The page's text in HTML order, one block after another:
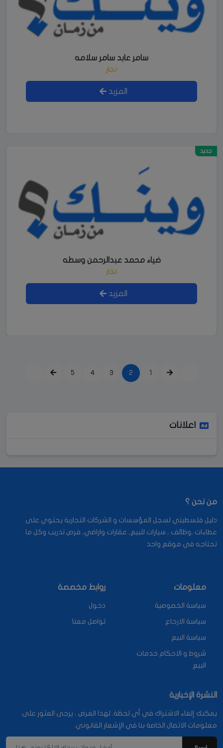
سامر عابد سامر سلامه
نجار
المزيد
جديد
ضياء محمد عبدالرحمن وسطه
نجار
المزيد
1
2
3
4
5
اعلانات
من نحن ؟
دليل فلسطيني لسجل المؤسسات و الشركات التجارية يحتوي على
عطاءات ,وظائف , سيارات للبيع, عقارات واراضي, فرص تدريب وكل ما
تحتاجه في موقع واحد
معلومات
سياسة الخصوصية
سياسة الارجاع
سياسة البيع
شروط و الاحكام خدمات
البيع
روابط مخصصة
دخول
تواصل معنا
النشرة الإخبارية
يمكنك إلغاء الاشتراك في أي لحظة. لهذا الغرض ، يرجى العثور على
معلومات الاتصال الخاصة بنا في الإشعار القانوني.